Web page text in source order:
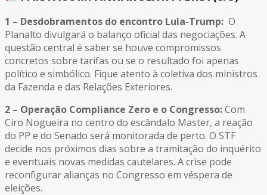
1 – Desdobramentos do encontro Lula-Trump: O
Planalto divulgará o balanço oficial das negociações. A
questão central é saber se houve compromissos
concretos sobre tarifas ou se o resultado foi apenas
político e simbólico. Fique atento à coletiva dos ministros
da Fazenda e das Relações Exteriores.
2 – Operação Compliance Zero e o Congresso:Com
Ciro Nogueira no centro do escândalo Master, a reação
do PP e do Senado será monitorada de perto. O STF
decide nos próximos dias sobre a tramitação do inquérito
e eventuais novas medidas cautelares. A crise pode
reconfigurar alianças no Congresso em véspera de
eleições.